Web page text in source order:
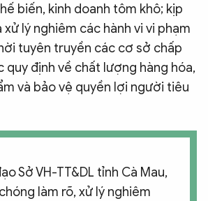
biến, kinh doanh tôm khô; kịp
lý nghiêm các hành vi vi phạm
tuyên truyền các cơ sở chấp
quy định về chất lượng hàng hóa,
và bảo vệ quyền lợi người tiêu
Sở VH-TT&DL tỉnh Cà Mau,
làm rõ, xử lý nghiêm